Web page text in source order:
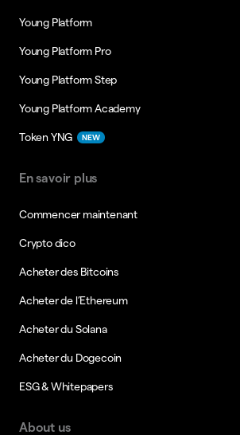
Young Platform
Young Platform Pro
Young Platform Step
Young Platform Academy
Token YNG NEW
En savoir plus
Commencer maintenant
Crypto dico
Acheter des Bitcoins
Acheter de l’Ethereum
Acheter du Solana
Acheter du Dogecoin
ESG & Whitepapers
About us